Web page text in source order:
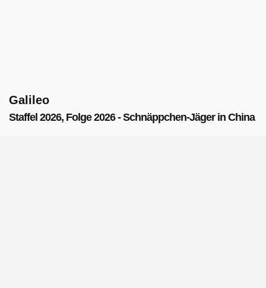
Galileo
Staffel 2026, Folge 2026 - Schnäppchen-Jäger in China